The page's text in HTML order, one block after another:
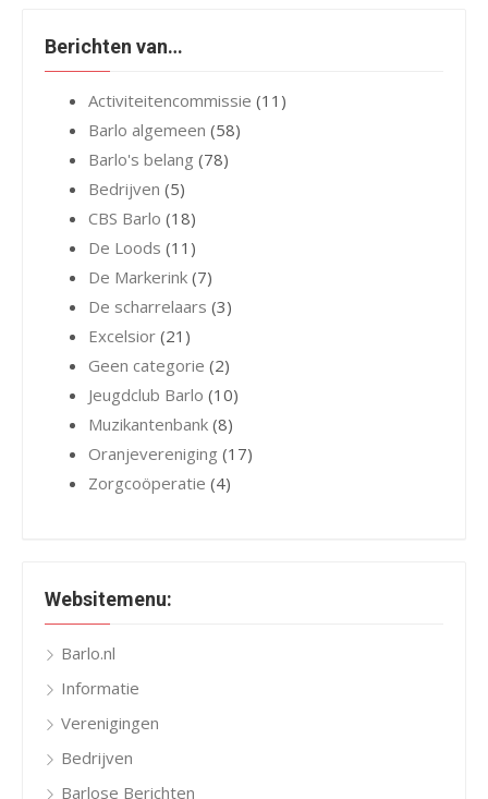
Berichten van…
Activiteitencommissie (11)
Barlo algemeen (58)
Barlo's belang (78)
Bedrijven (5)
CBS Barlo (18)
De Loods (11)
De Markerink (7)
De scharrelaars (3)
Excelsior (21)
Geen categorie (2)
Jeugdclub Barlo (10)
Muzikantenbank (8)
Oranjevereniging (17)
Zorgcoöperatie (4)
Websitemenu:
Barlo.nl
Informatie
Verenigingen
Bedrijven
Barlose Berichten